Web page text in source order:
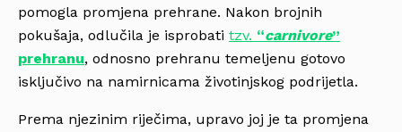
pomogla promjena prehrane. Nakon brojnih
pokušaja, odlučila je isprobati tzv. “carnivore”
prehranu, odnosno prehranu temeljenu gotovo
isključivo na namirnicama životinjskog podrijetla.
Prema njezinim riječima, upravo joj je ta promjena